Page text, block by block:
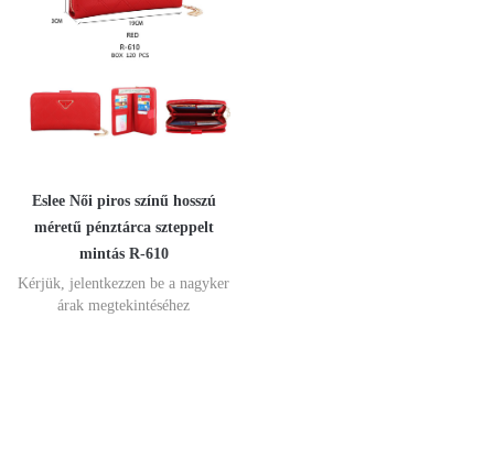
Eslee Női piros színű hosszú
méretű pénztárca szteppelt
mintás R-610
Kérjük, jelentkezzen be a nagyker
árak megtekintéséhez